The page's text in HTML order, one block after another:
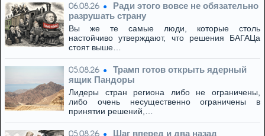
06.08.26
Ради этого вовсе не обязательно
разрушать страну
Вы же те самые люди, которые столь
настойчиво утверждают, что решения БАГАЦа
стоят выше…
05.08.26
Трамп готов открыть ядерный
ящик Пандоры
Лидеры стран региона либо не ограничены,
либо очень несущественно ограничены в
принятии решений,…
05.08.26 Шаг вперед и два назад